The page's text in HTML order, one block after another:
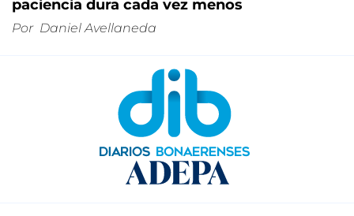
paciencia dura cada vez menos
Por Daniel Avellaneda